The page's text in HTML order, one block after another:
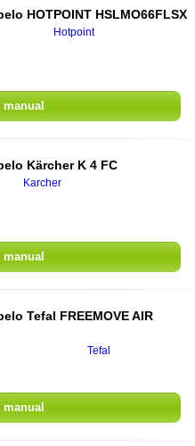
HOTPOINT HSLMO66FLSX
Hotpoint
manual
Kärcher K 4 FC
Karcher
manual
Tefal FREEMOVE AIR
Tefal
manual